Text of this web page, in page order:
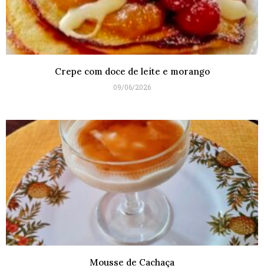
Crepe com doce de leite e morango
09/06/2026
Mousse de Cachaça